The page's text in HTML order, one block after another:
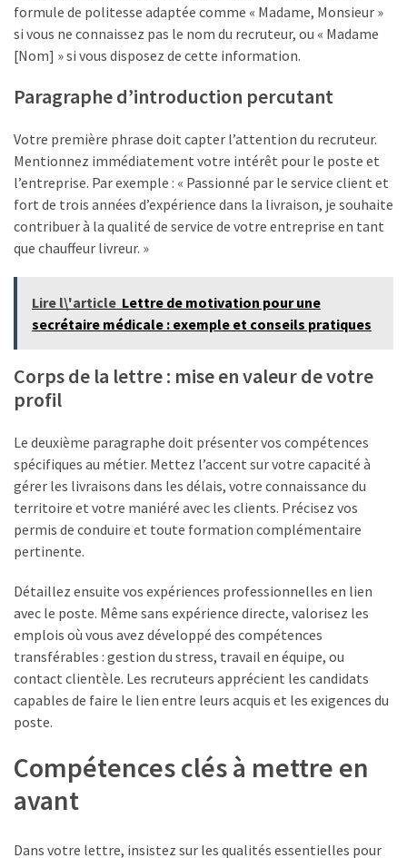
(26)
Business
(7)
Entreprises
(6)
formule de politesse adaptée comme « Madame, Monsieur »
si vous ne connaissez pas le nom du recruteur, ou « Madame
[Nom] » si vous disposez de cette information.
Paragraphe d’introduction percutant
Votre première phrase doit capter l’attention du recruteur.
Mentionnez immédiatement votre intérêt pour le poste et
l’entreprise. Par exemple : « Passionné par le service client et
fort de trois années d’expérience dans la livraison, je souhaite
contribuer à la qualité de service de votre entreprise en tant
que chauffeur livreur. »
Lire l\'article Lettre de motivation pour une
secrétaire médicale : exemple et conseils pratiques
Corps de la lettre : mise en valeur de votre
profil
Le deuxième paragraphe doit présenter vos compétences
spécifiques au métier. Mettez l’accent sur votre capacité à
gérer les livraisons dans les délais, votre connaissance du
territoire et votre maniéré avec les clients. Précisez vos
permis de conduire et toute formation complémentaire
pertinente.
Détaillez ensuite vos expériences professionnelles en lien
avec le poste. Même sans expérience directe, valorisez les
emplois où vous avez développé des compétences
transférables : gestion du stress, travail en équipe, ou
contact clientèle. Les recruteurs apprécient les candidats
capables de faire le lien entre leurs acquis et les exigences du
poste.
Compétences clés à mettre en
avant
Dans votre lettre, insistez sur les qualités essentielles pour